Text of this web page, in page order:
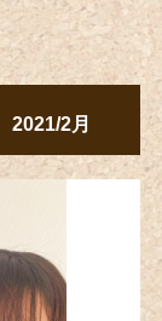
2021/2月